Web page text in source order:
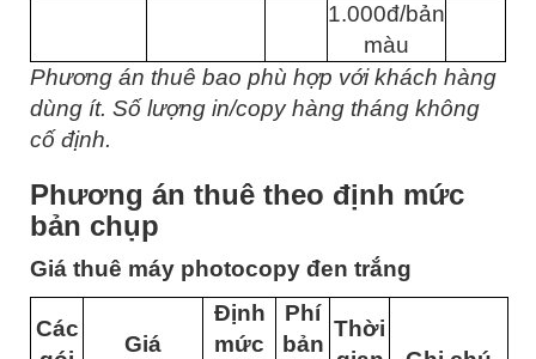
1.000đ/bản
màu
Phương án thuê bao phù hợp với khách hàng
dùng ít. Số lượng in/copy hàng tháng không
cố định.
Phương án thuê theo định mức
bản chụp
Giá thuê máy photocopy đen trắng
Các
Giá
Định
mức
Phí
bản
Thời